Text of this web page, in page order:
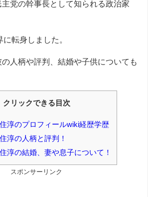
党の幹事長として知られる政治家
転身しました。
人柄や評判、結婚や子供についても
クリックできる目次
淳のプロフィールwiki経歴学歴
淳の人柄と評判！
淳の結婚、妻や息子について！
スポンサーリンク